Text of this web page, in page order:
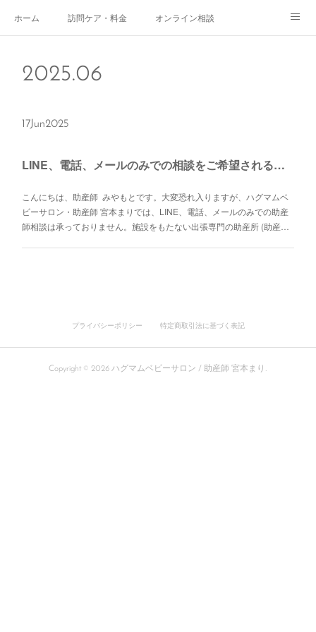
ホーム 訪問ケア・料金 オンライン相談
2025.06
17Jun2025
LINE、電話、メールのみでの相談をご希望される方へ
こんにちは、助産師 みやもとです。大変恐れ入りますが、ハグマムベ
ビーサロン・助産師 宮本まりでは、LINE、電話、メールのみでの助産
師相談は承っておりません。施設をもたない出張専門の助産所 (助産…
プライバシーポリシー 特定商取引法に基づく表記
Copyright © 2026 ハグマムベビーサロン / 助産師 宮本まり .